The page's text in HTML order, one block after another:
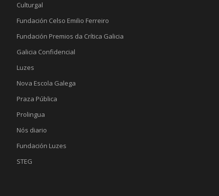
Culturgal
Fundación Celso Emilio Ferreiro
Fundación Premios da Crítica Galicia
Galicia Confidencial
Luzes
Nova Escola Galega
Praza Pública
Prolingua
Nós diario
Fundación Luzes
STEG